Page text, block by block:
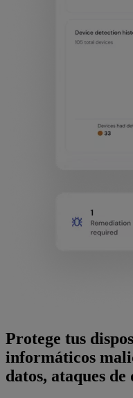
Protege tus
informáticos
datos, ataques